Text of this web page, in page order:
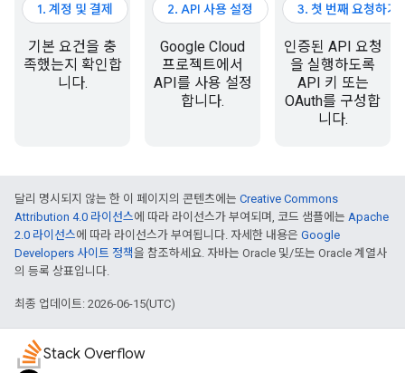
1. 계정 및 결제
기본 요건을 충
족했는지 확인합
니다.
2. API 사용 설정
Google Cloud
프로젝트에서
API를 사용 설정
합니다.
3. 첫 번째 요청하기
인증된 API 요청
을 실행하도록
API 키 또는
OAuth를 구성합
니다.
달리 명시되지 않는 한 이 페이지의 콘텐츠에는 Creative Commons
Attribution 4.0 라이선스에 따라 라이선스가 부여되며, 코드 샘플에는 Apache
2.0 라이선스에 따라 라이선스가 부여됩니다. 자세한 내용은 Google
Developers 사이트 정책을 참조하세요. 자바는 Oracle 및/또는 Oracle 계열사
의 등록 상표입니다.
최종 업데이트: 2026-06-15(UTC)
Stack Overflow